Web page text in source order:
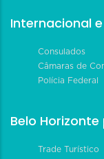
Internacional
Consulados
Câmaras de
Polícia Federal
Belo
Trade Turístico